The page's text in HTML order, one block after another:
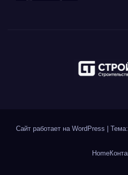
Сайт работает на WordPress
Home